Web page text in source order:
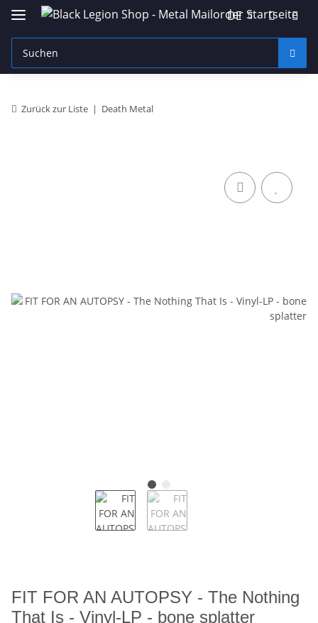
DE
Zurück zur Liste Death Metal
FIT FOR AN AUTOPSY - The Nothing
That Is - Vinyl-LP - bone splatter